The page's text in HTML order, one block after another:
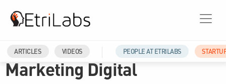
ARTICLES VIDEOS PEOPLE AT ETRILABS
AREAS-OF-EXPERTISE
Marketing Digital